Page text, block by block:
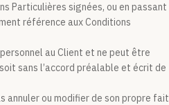
Particulières signées, ou en passant
référence aux Conditions
au Client et ne peut être
sans l’accord préalable et écrit de
annuler ou modifier de son propre fait